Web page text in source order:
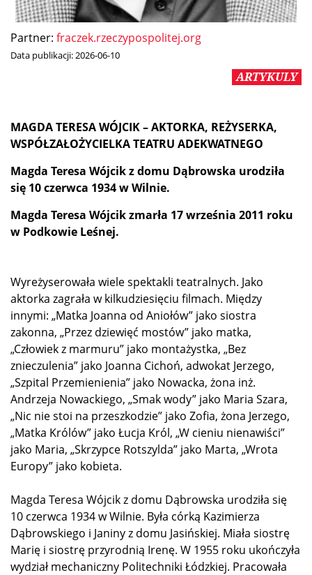
Partner: fraczek.rzeczypospolitej.org
Data publikacji:2026-06-10
ARTYKULY
MAGDA TERESA WÓJCIK – AKTORKA, REŻYSERKA,
WSPÓŁZAŁOŻYCIELKA TEATRU ADEKWATNEGO
Magda Teresa Wójcik z domu Dąbrowska urodziła
się 10 czerwca 1934 w Wilnie.
Magda Teresa Wójcik zmarła 17 września 2011 roku
w Podkowie Leśnej.
Wyreżyserowała wiele spektakli teatralnych. Jako
aktorka zagrała w kilkudziesięciu filmach. Między
innymi: „Matka Joanna od Aniołów” jako siostra
zakonna, „Przez dziewięć mostów” jako matka,
„Człowiek z marmuru” jako montażystka, „Bez
znieczulenia” jako Joanna Cichoń, adwokat Jerzego,
„Szpital Przemienienia” jako Nowacka, żona inż.
Andrzeja Nowackiego, „Smak wody” jako Maria Szara,
„Nic nie stoi na przeszkodzie” jako Zofia, żona Jerzego,
„Matka Królów” jako Łucja Król, „W cieniu nienawiści”
jako Maria, „Skrzypce Rotszylda” jako Marta, „Wrota
Europy” jako kobieta.
Magda Teresa Wójcik z domu Dąbrowska urodziła się
10 czerwca 1934 w Wilnie. Była córką Kazimierza
Dąbrowskiego i Janiny z domu Jasińskiej. Miała siostrę
Marię i siostrę przyrodnią Irenę. W 1955 roku ukończyła
wydział mechaniczny Politechniki Łódzkiej. Pracowała